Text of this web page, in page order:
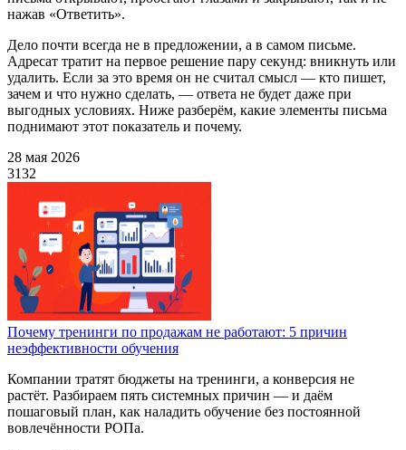
нажав «Ответить».
Дело почти всегда не в предложении, а в самом письме.
Адресат тратит на первое решение пару секунд: вникнуть или
удалить. Если за это время он не считал смысл — кто пишет,
зачем и что нужно сделать, — ответа не будет даже при
выгодных условиях. Ниже разберём, какие элементы письма
поднимают этот показатель и почему.
28 мая 2026
3132
Почему тренинги по продажам не работают: 5 причин
неэффективности обучения
Компании тратят бюджеты на тренинги, а конверсия не
растёт. Разбираем пять системных причин — и даём
пошаговый план, как наладить обучение без постоянной
вовлечённости РОПа.